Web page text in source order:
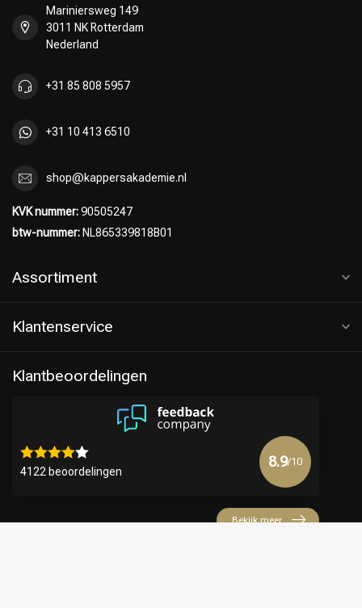
Mariniersweg 149
3011 NK Rotterdam
Nederland
+31 85 808 5957
+31 10 413 6510
shop@kappersakademie.nl
KVK nummer:90505247
btw-nummer: NL865339818B01
Assortiment
Klantenservice
Klantbeoordelingen
4122 beoordelingen
8.9/10
Bekijk meer